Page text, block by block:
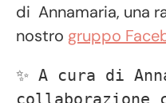
di Annamaria, una
nostro gruppo
✨ A cura di